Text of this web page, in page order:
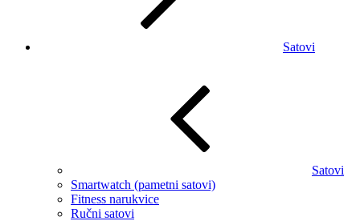
Satovi
Satovi
Smartwatch (pametni satovi)
Fitness narukvice
Ručni satovi